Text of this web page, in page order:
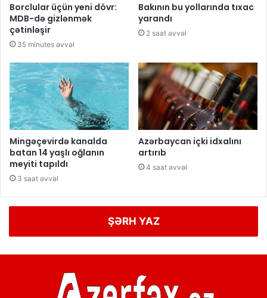
Borclular üçün yeni dövr:
MDB-də gizlənmək
çətinləşir
35 minutes əvvəl
Bakının bu yollarında tıxac
yarandı
2 saat əvvəl
Mingəçevirdə kanalda
batan 14 yaşlı oğlanın
meyiti tapıldı
3 saat əvvəl
Azərbaycan içki idxalını
artırıb
4 saat əvvəl
ŞƏRH YAZ